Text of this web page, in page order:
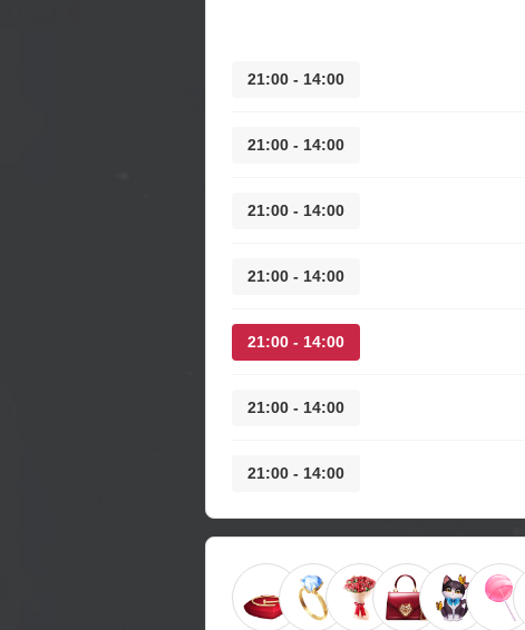
14:00 - 21:00
14:00 - 21:00
14:00 - 21:00
14:00 - 21:00
14:00 - 21:00
14:00 - 21:00
14:00 - 21:00